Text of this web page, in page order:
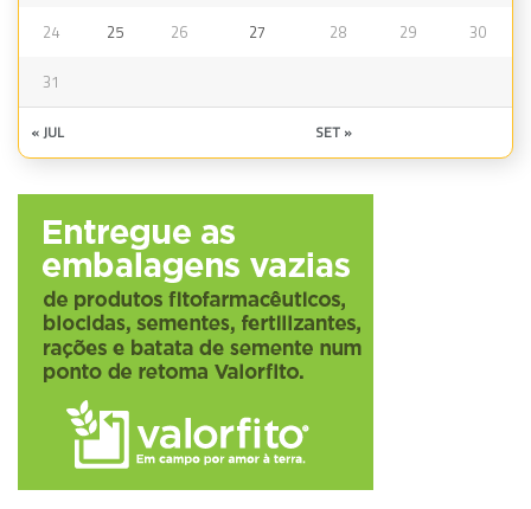
24 25 26 27 28 29 30
31
« JUL SET »